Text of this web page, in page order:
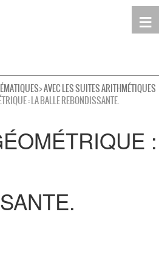
≡
Seconde
Première
>AVEC LES SUITES ARITHMÉTIQUES
: LA BALLE REBONDISSANTE.
: